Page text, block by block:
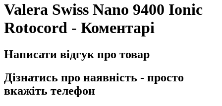
Valera Swiss Nano 9400 Ionic
Rotocord - Коментарі
Написати відгук про товар
Дізнатись про наявність - просто
вкажіть телефон